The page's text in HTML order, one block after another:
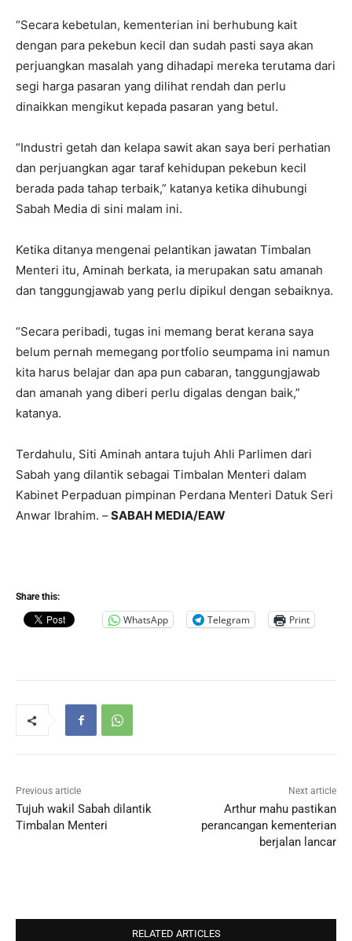
“Secara kebetulan, kementerian ini berhubung kait
dengan para pekebun kecil dan sudah pasti saya akan
perjuangkan masalah yang dihadapi mereka terutama dari
segi harga pasaran yang dilihat rendah dan perlu
dinaikkan mengikut kepada pasaran yang betul.
“Industri getah dan kelapa sawit akan saya beri perhatian
dan perjuangkan agar taraf kehidupan pekebun kecil
berada pada tahap terbaik,” katanya ketika dihubungi
Sabah Media di sini malam ini.
Ketika ditanya mengenai pelantikan jawatan Timbalan
Menteri itu, Aminah berkata, ia merupakan satu amanah
dan tanggungjawab yang perlu dipikul dengan sebaiknya.
“Secara peribadi, tugas ini memang berat kerana saya
belum pernah memegang portfolio seumpama ini namun
kita harus belajar dan apa pun cabaran, tanggungjawab
dan amanah yang diberi perlu digalas dengan baik,”
katanya.
Terdahulu, Siti Aminah antara tujuh Ahli Parlimen dari
Sabah yang dilantik sebagai Timbalan Menteri dalam
Kabinet Perpaduan pimpinan Perdana Menteri Datuk Seri
Anwar Ibrahim. –SABAH MEDIA/EAW
Share this:
WhatsApp Telegram Print
Previous article
Tujuh wakil Sabah dilantik
Timbalan Menteri
Next article
Arthur mahu pastikan
perancangan kementerian
berjalan lancar
RELATED ARTICLES